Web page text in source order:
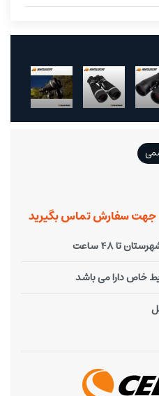
سفارش تماس بگیرید
تا 48 ساعت
خاص دارا می باشد